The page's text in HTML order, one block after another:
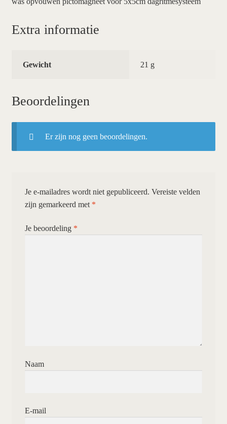
Extra informatie
Gewicht 21 g
Beoordelingen
Er zijn nog geen beoordelingen.
Je e-mailadres wordt niet gepubliceerd. Vereiste velden
zijn gemarkeerd met *
Je beoordeling *
Naam
E-mail